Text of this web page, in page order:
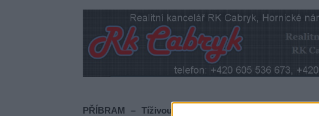
PŘÍBRAM – Tíživou situaci týkající se parkování